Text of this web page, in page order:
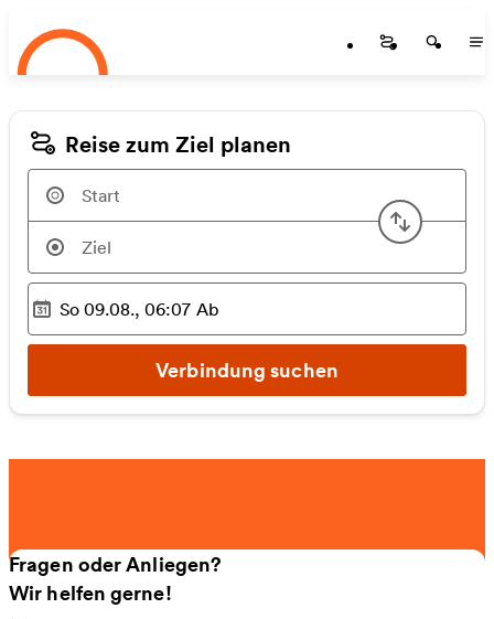
Zum Hauptinhalt springen
Startseite
Reise zum Ziel planen
Start
Ausgewählter Zeitpunkt
So 09.08., 06:07 Ab
Verbindung suchen
Fragen oder Anliegen?
Wir helfen gerne!